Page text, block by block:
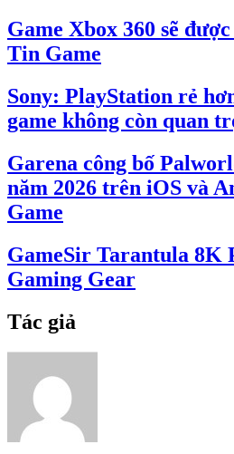
Game Xbox 360 sẽ
Tin Game
Sony: PlayStation rẻ
game không còn quan
Garena công bố
năm 2026 trên iOS và
Game
GameSir Tarantula 8K
Gaming Gear
Tác giả